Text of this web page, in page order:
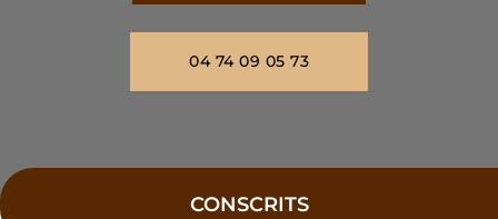
04 74 09 05 73
CONSCRITS